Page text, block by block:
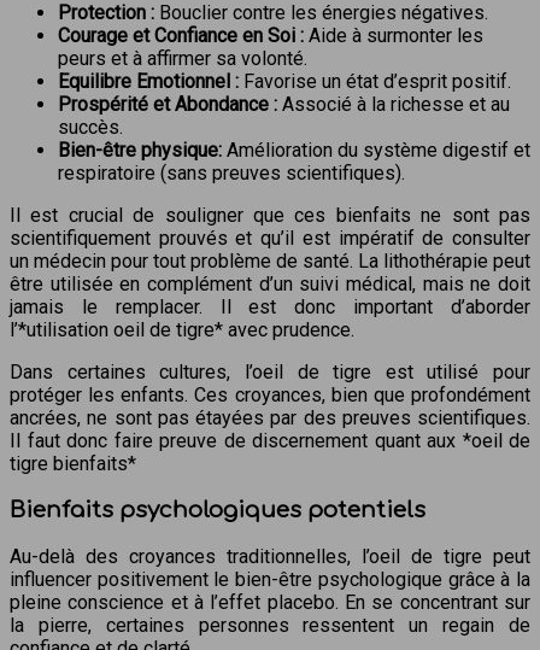
Protection : Bouclier contre les énergies négatives.
Courage et Confiance en Soi : Aide à surmonter les
peurs et à affirmer sa volonté.
Equilibre Emotionnel : Favorise un état d’esprit positif.
Prospérité et Abondance : Associé à la richesse et au
succès.
Bien-être physique: Amélioration du système digestif et
respiratoire (sans preuves scientifiques).
Il est crucial de souligner que ces bienfaits ne sont pas
scientifiquement prouvés et qu’il est impératif de consulter
un médecin pour tout problème de santé. La lithothérapie peut
être utilisée en complément d’un suivi médical, mais ne doit
jamais le remplacer. Il est donc important d’aborder
l’*utilisation oeil de tigre* avec prudence.
Dans certaines cultures, l’oeil de tigre est utilisé pour
protéger les enfants. Ces croyances, bien que profondément
ancrées, ne sont pas étayées par des preuves scientifiques.
Il faut donc faire preuve de discernement quant aux *oeil de
tigre bienfaits*
Bienfaits psychologiques potentiels
Au-delà des croyances traditionnelles, l’oeil de tigre peut
influencer positivement le bien-être psychologique grâce à la
pleine conscience et à l’effet placebo. En se concentrant sur
la pierre, certaines personnes ressentent un regain de